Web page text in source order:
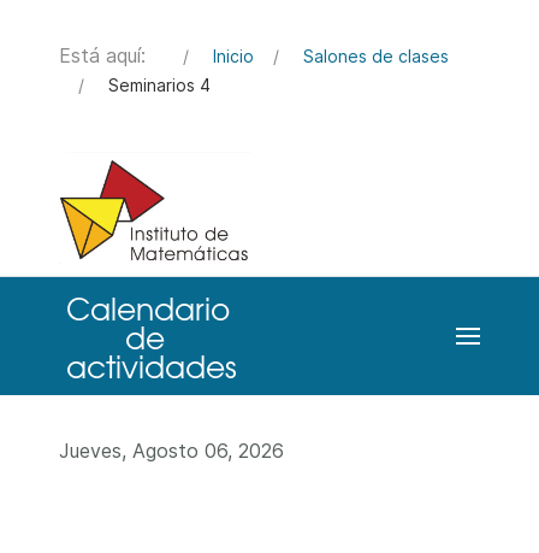
Está aquí: Inicio
Salones de clases
Seminarios 4
Jueves, Agosto 06, 2026